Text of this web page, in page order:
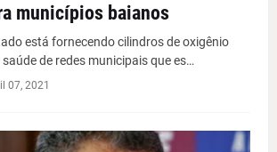
municípios baianos
está fornecendo cilindros de oxigênio
de redes municipais que es…
07, 2021